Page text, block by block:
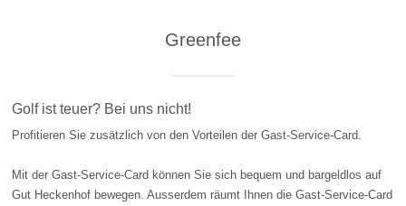
Greenfee
Golf ist teuer? Bei uns nicht!
Profitieren Sie zusätzlich von den Vorteilen der Gast-Service-Card.
Mit der Gast-Service-Card können Sie sich bequem und bargeldlos auf
Gut Heckenhof bewegen. Ausserdem räumt Ihnen die Gast-Service-Card